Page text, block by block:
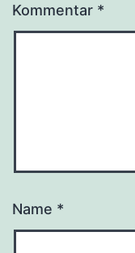
Kommentar *
Name *